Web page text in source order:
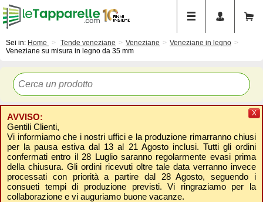
Sei in: Home Tende veneziane Veneziane
Veneziane in legno
Veneziane su misura in legno da 35 mm
AVVISO:
Gentili Clienti,
Vi informiamo che i nostri uffici e la produzione rimarranno chiusi
per la pausa estiva dal 13 al 21 Agosto inclusi. Tutti gli ordini
confermati entro il 28 Luglio saranno regolarmente evasi prima
della chiusura. Gli ordini ricevuti oltre tale data verranno invece
processati con priorità a partire dal 28 Agosto, seguendo i
consueti tempi di produzione previsti. Vi ringraziamo per la
collaborazione e vi auguriamo buone vacanze.
X